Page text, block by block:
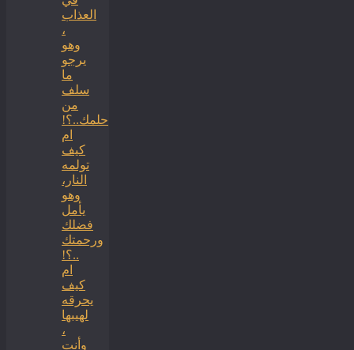
العذاب
،
وهو
يرجو
ما
سلف
من
حلمك..؟!
ام
كيف
تولمه
النار،
وهو
يأمل
فضلك
ورحمتك
..؟!
ام
كيف
يحرقه
لهيبها
،
وأنت